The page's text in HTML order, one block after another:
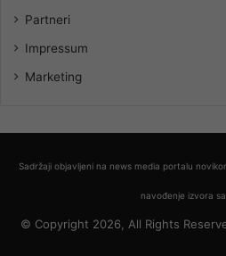
Partneri
Impressum
Marketing
Sadržaji objavljeni na news media portalu
navođenje izvora sa
© Copyright 2026, All Rights